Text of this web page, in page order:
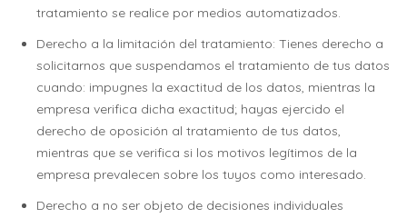
tratamiento se realice por medios automatizados.
Derecho a la limitación del tratamiento: Tienes derecho a
solicitarnos que suspendamos el tratamiento de tus datos
cuando: impugnes la exactitud de los datos, mientras la
empresa verifica dicha exactitud; hayas ejercido el
derecho de oposición al tratamiento de tus datos,
mientras que se verifica si los motivos legítimos de la
empresa prevalecen sobre los tuyos como interesado.
Derecho a no ser objeto de decisiones individuales